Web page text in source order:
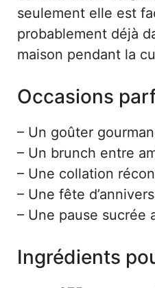
seulement elle est
probablement déjà
maison pendant la
Occasions
– Un goûter
– Un brunch entre
– Une collation
– Une fête
– Une pause sucrée
Ingrédients